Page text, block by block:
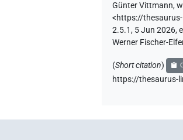
Günter Vittmann,
<https://thesaurus-
2.5.1, 5 Jun 2026,
Werner Fischer-
(Short citation)
https://thesaurus-